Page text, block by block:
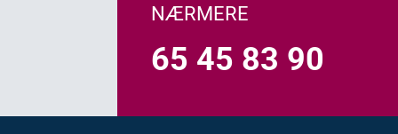
NÆRMERE
65 45 83 90
NÆRMERE
65 45 83 90
NÆRMERE
65 45 83 90